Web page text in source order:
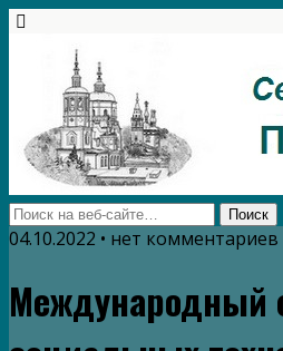
04.10.2022 • нет комментариев
Международный